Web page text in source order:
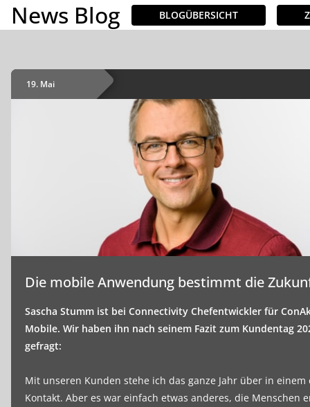
INHALTE Demo buchen
News Blog BLOGÜBERSICHT
19. Mai
Die mobile Anwendung bestimmt die
Sascha Stumm ist bei Connectivity Chefentwickler für
Mobile. Wir haben ihn nach seinem Fazit zum Kundentag
gefragt:
Mit unseren Kunden stehe ich das ganze Jahr über in einem
Kontakt. Aber es war einfach etwas anderes, die Menschen